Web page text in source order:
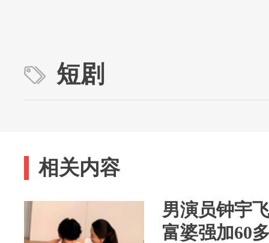
短剧
相关内容
男演员钟宇
富婆强加60